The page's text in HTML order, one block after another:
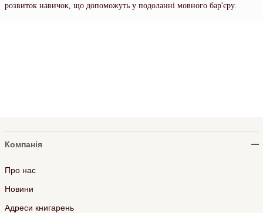
розвиток навичок, що допоможуть у подоланні мовного бар'єру.
Компанія
Про нас
Новини
Адреси книгарень